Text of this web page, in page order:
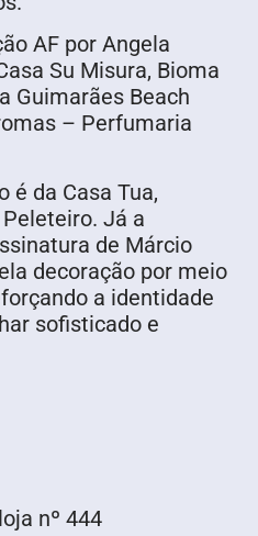
AF por Angela
Su Misura, Bioma
Guimarães Beach
– Perfumaria
é da Casa Tua,
Já a
de Márcio
decoração por meio
a identidade
sofisticado e
nº 444